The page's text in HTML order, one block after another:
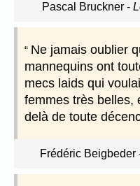
Pascal Bruckner -
Ne jamais oublier
mannequins ont
mecs laids qui
femmes très belles,
delà de toute
Frédéric Beigbeder